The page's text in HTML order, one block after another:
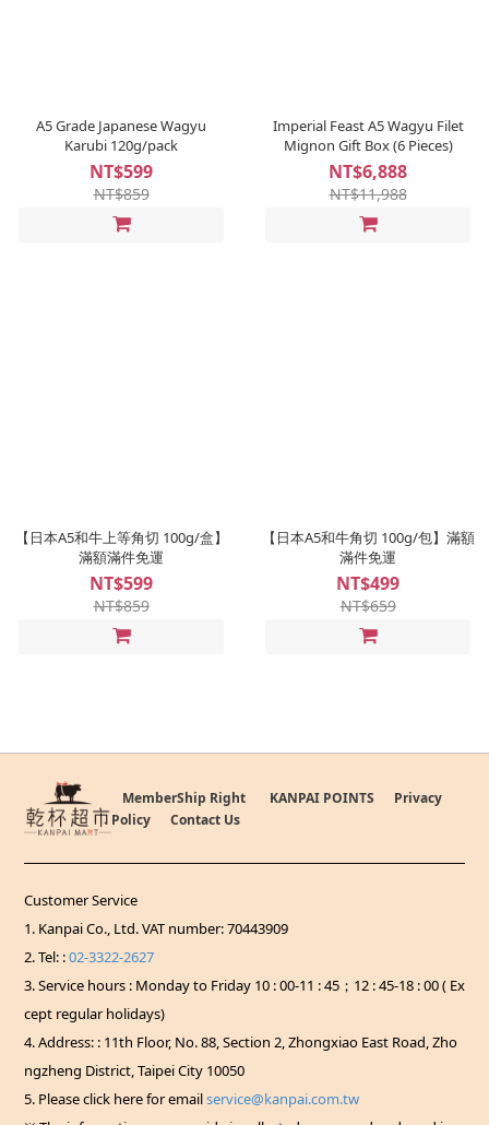
A5 Grade Japanese Wagyu
Karubi 120g/pack
NT$599
NT$859
Imperial Feast A5 Wagyu Filet
Mignon Gift Box (6 Pieces)
NT$6,888
NT$11,988
【日本A5和牛上等角切 100g/盒】
滿額滿件免運
NT$599
NT$859
【日本A5和牛角切 100g/包】滿額
滿件免運
NT$499
NT$659
MemberShip Right KANPAI POINTS
Privacy
Policy
Contact Us
Customer Service
1. Kanpai Co., Ltd. VAT number: 70443909
2. Tel: :02-3322-2627
3. Service hours : Monday to Friday 10 : 00-11 : 45；12 : 45-18 : 00 ( Ex
cept regular holidays)
4. Address: : 11th Floor, No. 88, Section 2, Zhongxiao East Road, Zho
ngzheng District, Taipei City 10050
5. Please click here for emailservice@kanpai.com.tw